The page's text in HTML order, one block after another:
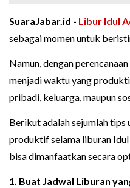
SuaraJabar.id - Libur Idul
sebagai momen untuk
Namun, dengan
menjadi waktu yang
pribadi, keluarga, maupun
Berikut adalah sejumlah
produktif selama liburan
bisa dimanfaatkan secara
1. Buat Jadwal Liburan